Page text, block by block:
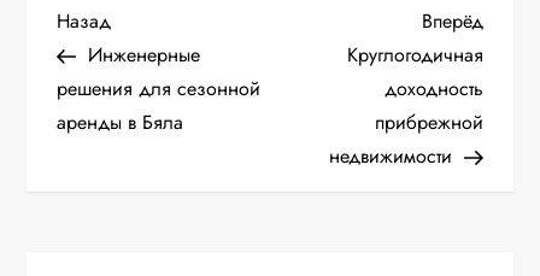
Н
а
в
Предыдущая
запись
Назад
Инженерные
решения для сезонной
аренды в Бяла
запись
Вперёд
Круглогодичная
доходность
прибрежной
недвижимости